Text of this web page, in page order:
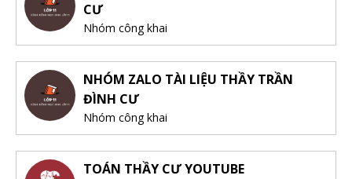
CƯ
Nhóm công khai
NHÓM ZALO TÀI LIỆU THẦY TRẦN
ĐÌNH CƯ
Nhóm công khai
TOÁN THẦY CƯ YOUTUBE